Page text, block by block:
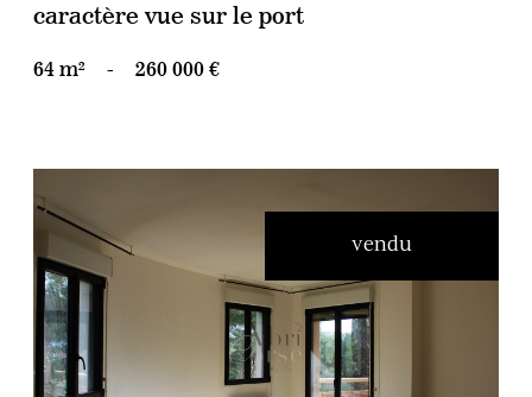
caractère vue sur le port
64 m² - 260 000 €
vendu
voir le bien